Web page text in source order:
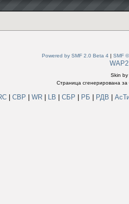
Powered by SMF 2.0 Beta 4 SMF
WAP2
Skin by
Страница сгенерирована
СВР WR LB СБР РБ РДВ